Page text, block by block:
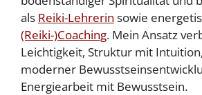
als Reiki-Lehrerin sowie
(Reiki-)Coaching. Mein Ansatz
Leichtigkeit, Struktur mit
moderner
Energiearbeit mit Bewusstsein.